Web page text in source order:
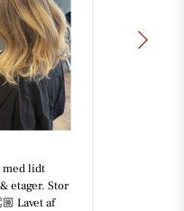
med lidt
etager. Stor
Lavet af